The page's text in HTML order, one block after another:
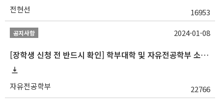
전현선 16953
공지사항
[장학생 신청 전 반드시 확인] 학부대학 및 자유전공학부 소속 학생 장학 통합 공지사항
자유전공학부 22766
2024-01-08